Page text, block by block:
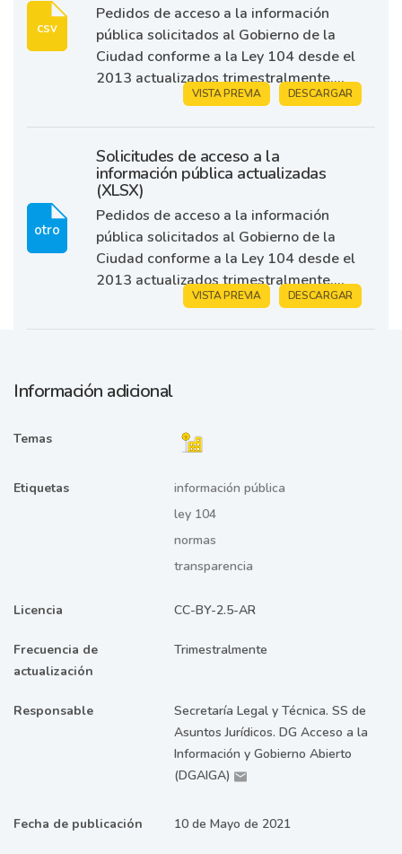
DESCARGAR
VISTA PREVIA
Pedidos de acceso a la información
pública solicitados al Gobierno de la
Ciudad conforme a la Ley 104 desde el
2013 actualizados trimestralmente....
csv
DESCARGAR
VISTA PREVIA
Solicitudes de acceso a la
información pública actualizadas
(XLSX)
Pedidos de acceso a la información
pública solicitados al Gobierno de la
Ciudad conforme a la Ley 104 desde el
2013 actualizados trimestralmente....
otro
Información adicional
Temas
Etiquetas
información pública
ley 104
normas
transparencia
Licencia CC-BY-2.5-AR
Frecuencia de
actualización
Trimestralmente
Responsable
Secretaría Legal y Técnica. SS de
Asuntos Jurídicos. DG Acceso a la
Información y Gobierno Abierto
(DGAIGA)
Fecha de publicación 10 de Mayo de 2021